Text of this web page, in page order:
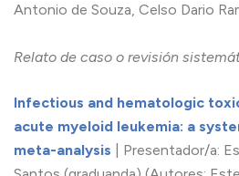
Antonio de Souza, Celso Dario
Relato de caso o revisión
Infectious and hematologic
acute myeloid leukemia: a
meta-analysis | Presentador/a: